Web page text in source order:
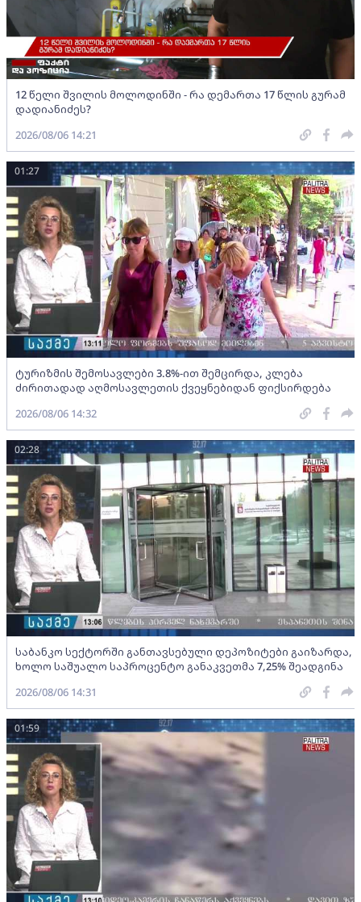
12 წელი შვილის მოლოდინში - რა დემართა 17 წლის გურამ
დადიანიძეს?
2026/08/06 14:21
ტურიზმის შემოსავლები 3.8%-ით შემცირდა, კლება
ძირითადად აღმოსავლეთის ქვეყნებიდან ფიქსირდება
01:27
2026/08/06 14:32
საბანკო სექტორში განთავსებული დეპოზიტები გაიზარდა,
ხოლო საშუალო საპროცენტო განაკვეთმა 7,25% შეადგინა
02:28
2026/08/06 14:31
01:59